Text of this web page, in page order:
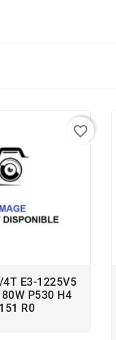
4T E3-1225V5
P530 H4
R0
favorite_border